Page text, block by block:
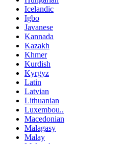
Icelandic
Igbo
Javanese
Kannada
Kazakh
Khmer
Kurdish
Kyrgyz
Latin
Latvian
Lithuanian
Luxembou..
Macedonian
Malagasy
Malay